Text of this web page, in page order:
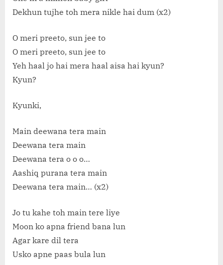
Dekhun tujhe toh mera nikle hai dum (x2)
O meri preeto, sun jee to
O meri preeto, sun jee to
Yeh haal jo hai mera haal aisa hai kyun?
Kyun?
Kyunki,
Main deewana tera main
Deewana tera main
Deewana tera o o o…
Aashiq purana tera main
Deewana tera main… (x2)
Jo tu kahe toh main tere liye
Moon ko apna friend bana lun
Agar kare dil tera
Usko apne paas bula lun